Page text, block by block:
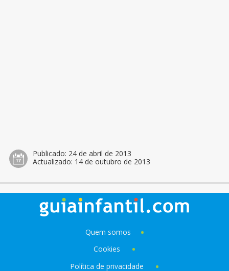
Publicado: 24 de abril de 2013
Actualizado: 14 de outubro de 2013
Quem somos
Cookies
Política de privacidade